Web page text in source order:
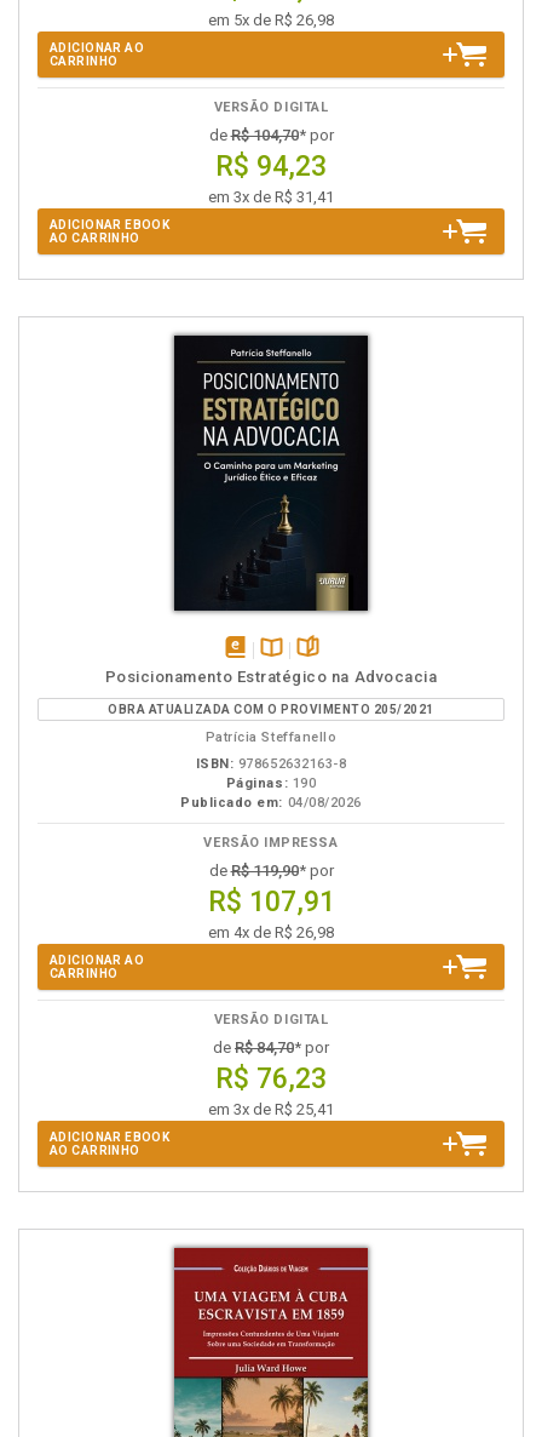
em 5x de R$ 26,98
ADICIONAR AO
CARRINHO
VERSÃO DIGITAL
deR$ 104,70* por
R$ 94,23
em 3x de R$ 31,41
ADICIONAR EBOOK
AO CARRINHO
disponível
em
eBook
Disponível
na
B.V.
páginas
Posicionamento Estratégico na Advocacia
OBRA ATUALIZADA COM O PROVIMENTO 205/2021
Patrícia Steffanello
ISBN: 978652632163-8
Páginas: 190
Publicado em: 04/08/2026
VERSÃO IMPRESSA
deR$ 119,90* por
R$ 107,91
em 4x de R$ 26,98
ADICIONAR AO
CARRINHO
VERSÃO DIGITAL
de R$ 84,70* por
R$ 76,23
em 3x de R$ 25,41
ADICIONAR EBOOK
AO CARRINHO